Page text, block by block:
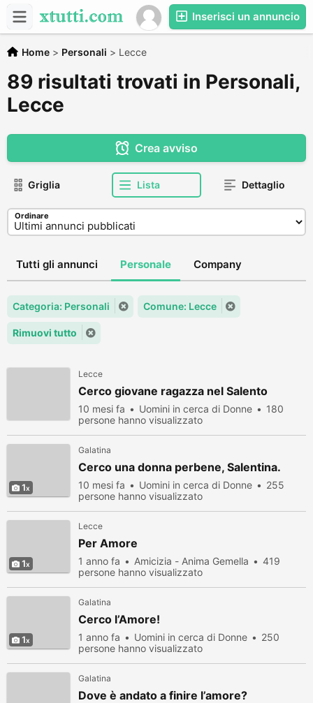
Inserisci un annuncio
Home > Personali > Lecce
89 risultati trovati in Personali,
Lecce
Crea avviso
Griglia Lista Dettaglio
Ordinare
Tutti gli annunci Personale Company
Categoria: Personali Comune: Lecce
Rimuovi tutto
Lecce
Cerco giovane ragazza nel Salento
10 mesi fa Uomini in cerca di Donne
180
persone hanno visualizzato
1
Galatina
Cerco una donna perbene, Salentina.
10 mesi fa Uomini in cerca di Donne
255
persone hanno visualizzato
1
Lecce
Per Amore
1 anno fa Amicizia - Anima Gemella
419
persone hanno visualizzato
1
Galatina
Cerco l’Amore!
1 anno fa Uomini in cerca di Donne
250
persone hanno visualizzato
Galatina
Dove è andato a finire l’amore?